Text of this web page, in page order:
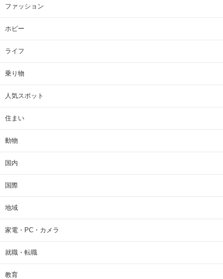
ファッション
ホビー
ライフ
乗り物
人気スポット
住まい
動物
国内
国際
地域
家電・PC・カメラ
就職・転職
教育